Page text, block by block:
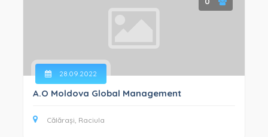
28.09.2022
A.O Moldova Global Management
Călărași, Raciula